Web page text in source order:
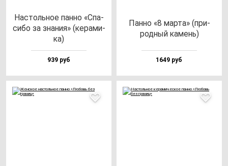
Нас­толь­ное пан­но «Спа­
си­бо за зна­ния» (ке­ра­ми­
ка)
939 руб
Пан­но «8 мар­та» (при­
род­ный ка­мень)
1649 руб